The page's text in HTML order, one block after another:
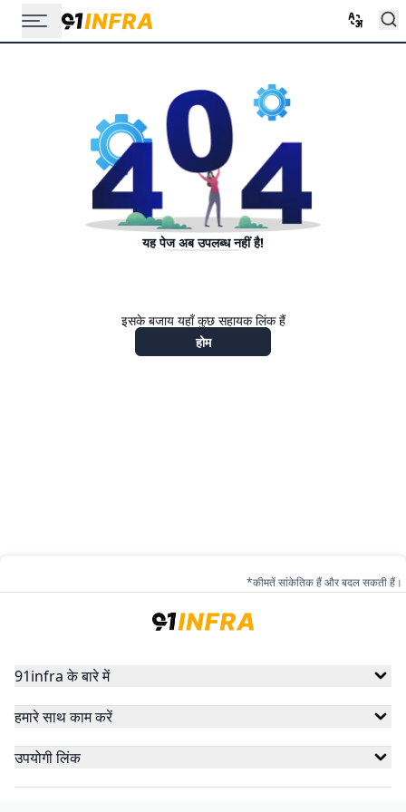
यह पेज अब उपलब्ध नहीं है!
इसके बजाय यहाँ कुछ सहायक लिंक हैं
होम
*कीमतें सांकेतिक हैं और बदल सकती हैं।
91infra के बारे में
हमारे साथ काम करें
उपयोगी लिंक